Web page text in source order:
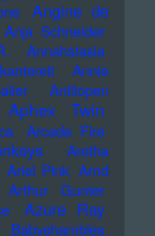
Angine de
Anja Schneider
Annahstasia
Annie
Antilopen
Aphex Twin
Arcade Fire
Aretha
Ariel Pink Arnd
Arthur Gunter
Azure Ray
Babyshambles